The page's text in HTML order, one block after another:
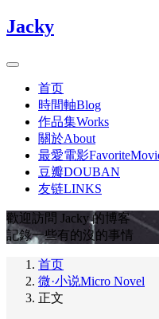
Jacky
首页
時間軸Blog
作品集Works
關於About
最愛電影
豆瓣DOUBAN
友链LINKS
歡迎訪問 Jacky 的博客
記錄一些有的沒的事情
首页
微·小说Micro Novel
正文